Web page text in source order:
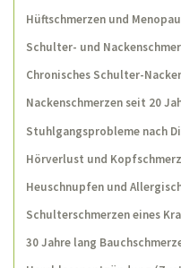
Publikationen
Home
Hüftschmerzen und
Schulter- und
Chronisches Schulter-
Nackenschmerzen seit 20
Stuhlgangsprobleme nach
Hörverlust und
Heuschnupfen und
Schulterschmerzen eines
30 Jahre lang